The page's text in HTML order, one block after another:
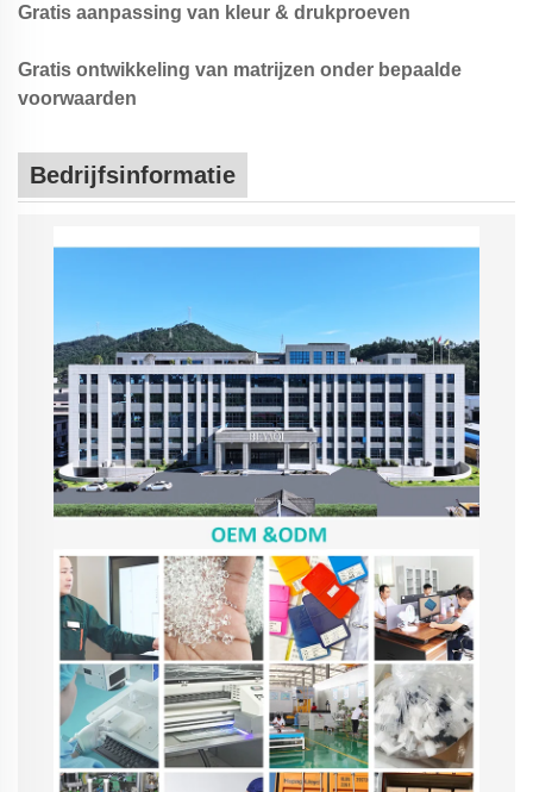
Gratis aanpassing van kleur & drukproeven
Gratis ontwikkeling van matrijzen onder bepaalde
voorwaarden
Bedrijfsinformatie